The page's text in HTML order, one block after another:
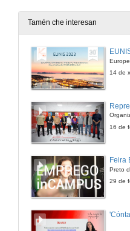
27 de
Tamén che interesan
14 de
16 de
Feira
29 de